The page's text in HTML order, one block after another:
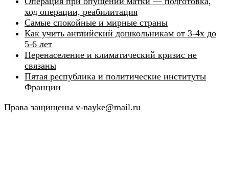
ход операции, реабилитация
Самые спокойные и мирные страны
Как учить английский дошкольникам от 3-4х до
5-6 лет
Перенаселение и климатический кризис не
связаны
Пятая республика и политические институты
Франции
Права защищены v-nayke@mail.ru